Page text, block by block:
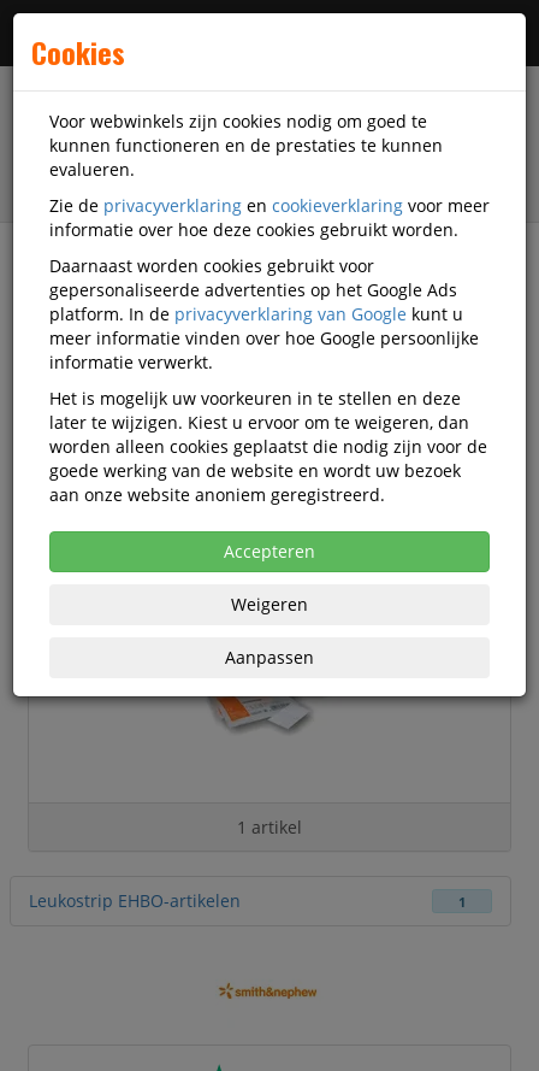
filter
Veiligheidsartikelen Leukostrip
Leukostrip
veiligheidsartikelen
Leukostrip Veiligheidstoebehoren
1 artikel
Leukostrip EHBO-artikelen 1
Cookies
Voor webwinkels zijn cookies nodig om goed te
kunnen functioneren en de prestaties te kunnen
evalueren.
Zie de privacyverklaring en cookieverklaring voor meer
informatie over hoe deze cookies gebruikt worden.
Daarnaast worden cookies gebruikt voor
gepersonaliseerde advertenties op het Google Ads
platform. In de privacyverklaring van Google kunt u
meer informatie vinden over hoe Google persoonlijke
informatie verwerkt.
Het is mogelijk uw voorkeuren in te stellen en deze
later te wijzigen. Kiest u ervoor om te weigeren, dan
worden alleen cookies geplaatst die nodig zijn voor de
goede werking van de website en wordt uw bezoek
aan onze website anoniem geregistreerd.
Accepteren
Weigeren
Aanpassen